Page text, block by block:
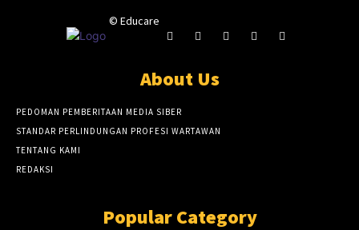
© Educare
About Us
PEDOMAN PEMBERITAAN MEDIA SIBER
STANDAR PERLINDUNGAN PROFESI WARTAWAN
TENTANG KAMI
REDAKSI
Popular Category